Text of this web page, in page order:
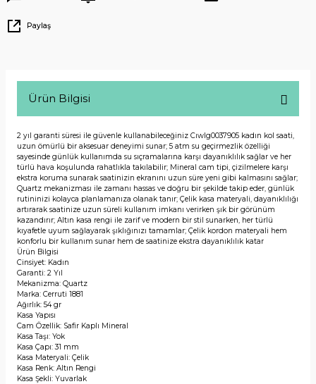
Paylaş
Ürün Bilgisi
2 yıl garanti süresi ile güvenle kullanabileceğiniz Cıwlg0037905 kadın kol saati,
uzun ömürlü bir aksesuar deneyimi sunar; 5 atm su geçirmezlik özelliği
sayesinde günlük kullanımda su sıçramalarına karşı dayanıklılık sağlar ve her
türlü hava koşulunda rahatlıkla takılabilir; Mineral cam tipi, çizilmelere karşı
ekstra koruma sunarak saatinizin ekranını uzun süre yeni gibi kalmasını sağlar;
Quartz mekanizması ile zamanı hassas ve doğru bir şekilde takip eder, günlük
rutininizi kolayca planlamanıza olanak tanır; Çelik kasa materyali, dayanıklılığı
artırarak saatinize uzun süreli kullanım imkanı verirken şık bir görünüm
kazandırır; Altın kasa rengi ile zarif ve modern bir stil sunarken, her türlü
kıyafetle uyum sağlayarak şıklığınızı tamamlar; Çelik kordon materyali hem
konforlu bir kullanım sunar hem de saatinize ekstra dayanıklılık katar
Ürün Bilgisi
Cinsiyet: Kadın
Garanti: 2 Yıl
Mekanizma: Quartz
Marka: Cerruti 1881
Ağırlık: 54 gr
Kasa Yapısı
Cam Özellik: Safir Kaplı Mineral
Kasa Taşı: Yok
Kasa Çapı: 31 mm
Kasa Materyali: Çelik
Kasa Renk: Altın Rengi
Kasa Şekli: Yuvarlak